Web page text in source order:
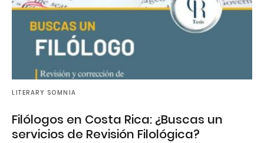
LITERARY SOMNIA
Filólogos en Costa Rica: ¿Buscas un
servicios de Revisión Filológica?